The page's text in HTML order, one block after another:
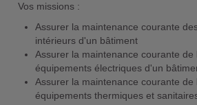
Vos missions :
Assurer la maintenance courante
intérieurs d'un bâtiment
Assurer la maintenance courante de
équipements électriques d'un
Assurer la maintenance courante de
équipements thermiques et